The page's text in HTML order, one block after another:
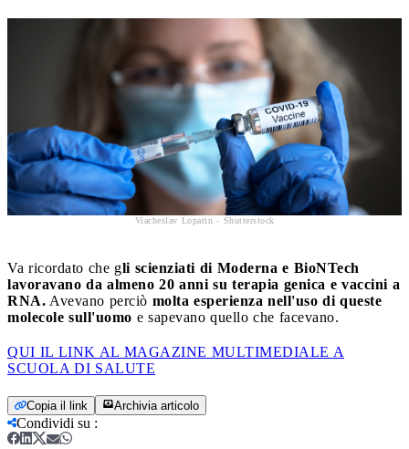
Viacheslav Lopatin - Shutterstock
Va ricordato che gli scienziati di Moderna e BioNTech
lavoravano da almeno 20 anni su terapia genica e vaccini a
RNA. Avevano perciò molta esperienza nell'uso di queste
molecole sull'uomo e sapevano quello che facevano.
QUI IL LINK AL MAGAZINE MULTIMEDIALE A
SCUOLA DI SALUTE
Copia il link Archivia articolo
Condividi su :